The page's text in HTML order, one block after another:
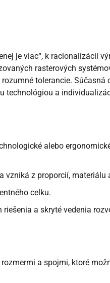
je viac“, k racionalizácii
rasterových
tolerancie. Súčasná
technológiou a
alebo
vzniká z proporcií, materiálu
celku.
a skryté vedenia
a spojmi, ktoré